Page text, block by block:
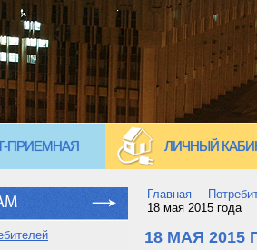
ПРИЕМНАЯ ЛИЧНЫЙ
Главная -
18 мая 2015 года
18 МАЯ 2015